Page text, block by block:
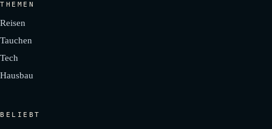
THEMEN
Reisen
Tauchen
Tech
Hausbau
BELIEBT